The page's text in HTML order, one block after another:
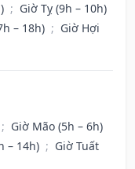
; Giờ Tỵ (9h – 10h)
– 18h) ; Giờ Hợi
; Giờ Mão (5h – 6h)
– 14h) ; Giờ Tuất